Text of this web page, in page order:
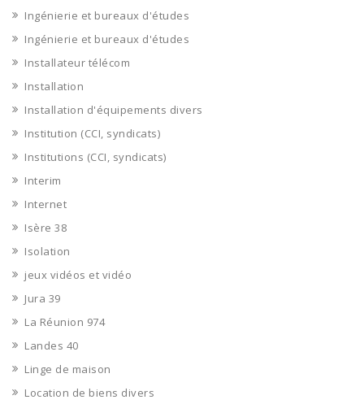
Ingénierie et bureaux d'études
Ingénierie et bureaux d'études
Installateur télécom
Installation
Installation d'équipements divers
Institution (CCI, syndicats)
Institutions (CCI, syndicats)
Interim
Internet
Isère 38
Isolation
jeux vidéos et vidéo
Jura 39
La Réunion 974
Landes 40
Linge de maison
Location de biens divers